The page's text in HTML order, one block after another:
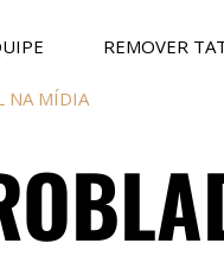
REMOVER
NA MÍDIA